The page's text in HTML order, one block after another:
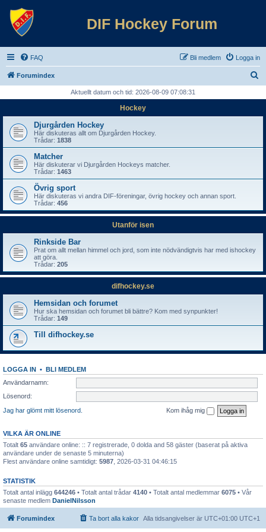
DIF Hockey Forum
FAQ Logga in
Bli medlem
Forumindex
Aktuellt datum och tid: 2026-08-09 07:08:31
Hockey
Djurgården Hockey
Här diskuteras allt om Djurgården Hockey.
Trådar: 1838
Matcher
Här diskuterar vi Djurgården Hockeys matcher.
Trådar: 1463
Övrig sport
Här diskuteras vi andra DIF-föreningar, övrig hockey och annan sport.
Trådar: 456
Utanför isen
Rinkside Bar
Prat om allt mellan himmel och jord, som inte nödvändigtvis har med ishockey
att göra.
Trådar: 205
difhockey.se
Hemsidan och forumet
Hur ska hemsidan och forumet bli bättre? Kom med synpunkter!
Trådar: 149
Till difhockey.se
LOGGA IN • BLI MEDLEM
Användarnamn:
Lösenord:
Jag har glömt mitt lösenord.
Kom ihåg mig
VILKA ÄR ONLINE
Totalt 65 användare online: :: 7 registrerade, 0 dolda and 58 gäster (baserat på aktiva
användare under de senaste 5 minuterna)
Flest användare online samtidigt: 5987 , 2026-03-31 04:46:15
STATISTIK
Totalt antal inlägg 644246 • Totalt antal trådar 4140 • Totalt antal medlemmar 6075 • Vår
senaste medlem DanielNilsson
Forumindex Alla tidsangivelser är UTC+01:00 UTC+1
Ta bort alla kakor